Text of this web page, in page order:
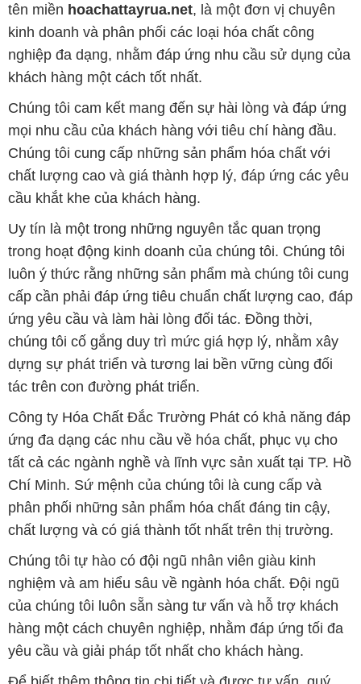
tên miền hoachattayrua.net, là một đơn vị chuyên
kinh doanh và phân phối các loại hóa chất công
nghiệp đa dạng, nhằm đáp ứng nhu cầu sử dụng của
khách hàng một cách tốt nhất.
Chúng tôi cam kết mang đến sự hài lòng và đáp ứng
mọi nhu cầu của khách hàng với tiêu chí hàng đầu.
Chúng tôi cung cấp những sản phẩm hóa chất với
chất lượng cao và giá thành hợp lý, đáp ứng các yêu
cầu khắt khe của khách hàng.
Uy tín là một trong những nguyên tắc quan trọng
trong hoạt động kinh doanh của chúng tôi. Chúng tôi
luôn ý thức rằng những sản phẩm mà chúng tôi cung
cấp cần phải đáp ứng tiêu chuẩn chất lượng cao, đáp
ứng yêu cầu và làm hài lòng đối tác. Đồng thời,
chúng tôi cố gắng duy trì mức giá hợp lý, nhằm xây
dựng sự phát triển và tương lai bền vững cùng đối
tác trên con đường phát triển.
Công ty Hóa Chất Đắc Trường Phát có khả năng đáp
ứng đa dạng các nhu cầu về hóa chất, phục vụ cho
tất cả các ngành nghề và lĩnh vực sản xuất tại TP. Hồ
Chí Minh. Sứ mệnh của chúng tôi là cung cấp và
phân phối những sản phẩm hóa chất đáng tin cậy,
chất lượng và có giá thành tốt nhất trên thị trường.
Chúng tôi tự hào có đội ngũ nhân viên giàu kinh
nghiệm và am hiểu sâu về ngành hóa chất. Đội ngũ
của chúng tôi luôn sẵn sàng tư vấn và hỗ trợ khách
hàng một cách chuyên nghiệp, nhằm đáp ứng tối đa
yêu cầu và giải pháp tốt nhất cho khách hàng.